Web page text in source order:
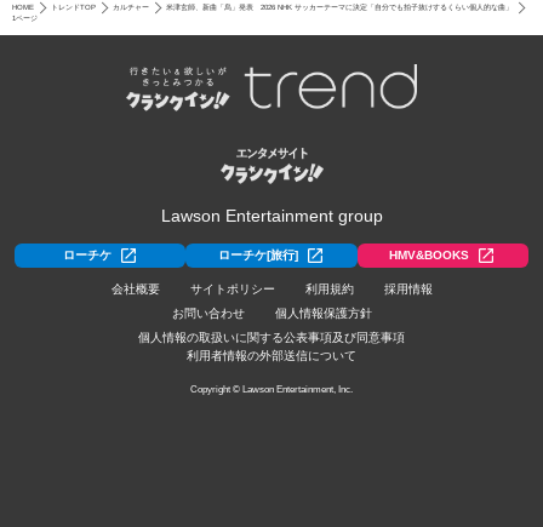
HOME トレンドTOP カルチャー
米津玄師、新曲「烏」発表 2026 NHK サッカーテーマに決定「自分でも拍子抜けするくらい個人的な曲」
1ページ
Lawson Entertainment group
ローチケ ローチケ[旅行] HMV&BOOKS
会社概要 サイトポリシー 利用規約
採用情報
お問い合わせ
個人情報保護方針
個人情報の取扱いに関する公表事項及び同意事項
利用者情報の外部送信について
Copyright © Lawson Entertainment, Inc.